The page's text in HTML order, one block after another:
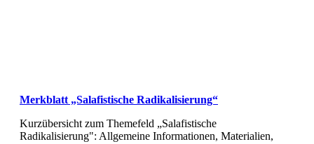
Merkblatt „Salafistische Radikalisierung“
Kurzübersicht zum Themefeld „Salafistische
Radikalisierung": Allgemeine Informationen, Materialien,